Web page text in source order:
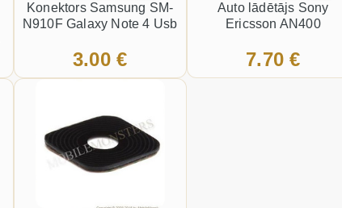
Konektors Samsung SM-
N910F Galaxy Note 4 Usb
3.00 €
Auto lādētājs Sony
Ericsson AN400
7.70 €